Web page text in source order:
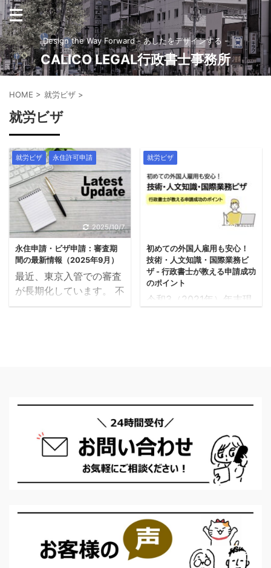
Design the Way Forward - あしたをデザインする -
CALICO LEGAL行政書士事務所
HOME > 就労ビザ >
就労ビザ
就労ビザ 永住許可申請
2025/10/7
永住申請・ビザ申請：審査期
間の最新情報（2025年9月）
最近、東京入管での審査
が長期化しています。 不
安を感じている外国人や
〇 永住許可申請 ［東
京］1年6ヶ月～1年7ヶ月
［横 浜］8ヶ月～1年
［大 阪］約8ヶ月 ［名
古屋］約5ヶ月 〇 在留資
格認定証明書交付申請
術・人文知識・国際業
職１号ロ） 約1ヶ月（家
族滞在） ［大 阪］約2
就労ビザ
2024/11/1
初めての外国人雇用も安心！
技術・人文知識・国際業務ビ
ザ - 行政書士が教える申請成功
のポイント
令和3（2021年）年末現
しています。これは、日
本で働くことを目的とす
る就労ビザの中では一番
多い人数です。 在留資
格別在留外国人の構成比
（令和３年末） この記
事では、外国人を採用す
人文知識・国際業務」ビ
ザについて、わかりやす
く解説します。 CALICO
LEGAL行政書士事務所で